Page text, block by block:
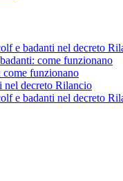
e badanti nel decreto
come funzionano
come funzionano
nel decreto Rilancio
e badanti nel decreto